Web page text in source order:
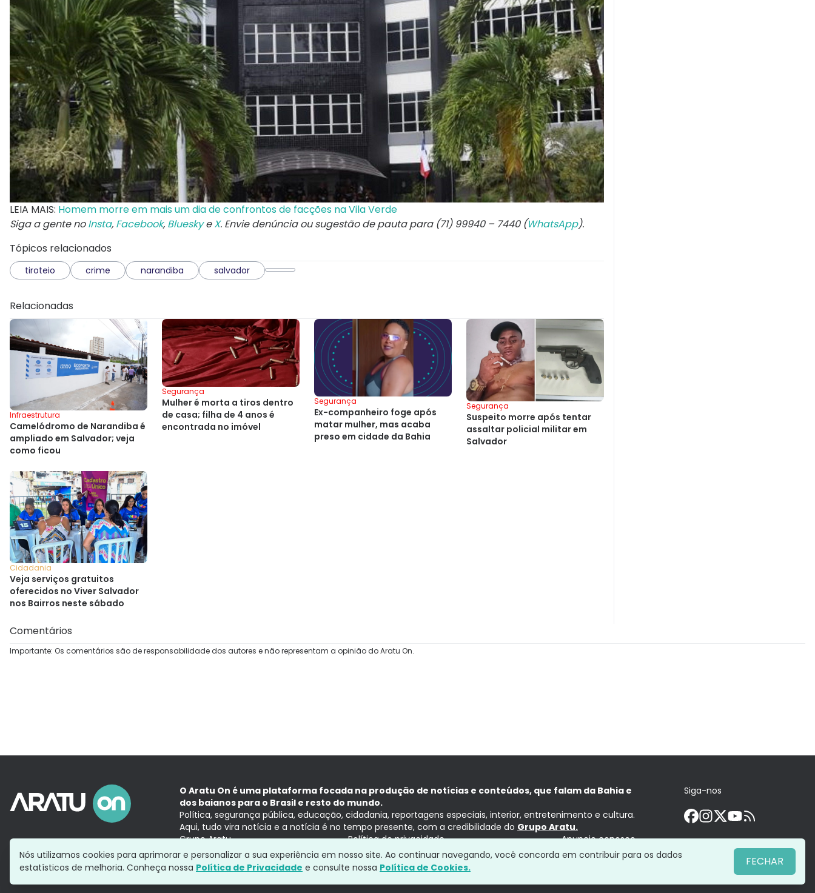
LEIA MAIS: Homem morre em mais um dia de confrontos de facções na Vila Verde
Siga a gente noInsta, Facebook, BlueskyeX. Envie denúncia ou sugestão de pauta para (71) 99940 – 7440 (WhatsApp).
Tópicos relacionados
tiroteio crime narandiba salvador
Relacionadas
Infraestrutura
Camelódromo de Narandiba é
ampliado em Salvador; veja
como ficou
Segurança
Mulher é morta a tiros dentro
de casa; filha de 4 anos é
encontrada no imóvel
Segurança
Ex-companheiro foge após
matar mulher, mas acaba
preso em cidade da Bahia
Segurança
Suspeito morre após tentar
assaltar policial militar em
Salvador
Cidadania
Veja serviços gratuitos
oferecidos no Viver Salvador
nos Bairros neste sábado
Comentários
Importante: Os comentários são de responsabilidade dos autores e não representam a opinião do Aratu On.
O Aratu On é uma plataforma focada na produção de notícias e conteúdos, que falam da Bahia e
dos baianos para o Brasil e resto do mundo.
Política, segurança pública, educação, cidadania, reportagens especiais, interior, entretenimento e cultura.
Aqui, tudo vira notícia e a notícia é no tempo presente, com a credibilidade do Grupo Aratu.
Grupo Aratu
Política de privacidade Anuncie conosco
Siga-nos
Nós utilizamos cookies para aprimorar e personalizar a sua experiência em nosso site. Ao continuar navegando, você concorda em contribuir para os dados
estatísticos de melhoria. Conheça nossa Política de Privacidade e consulte nossa Política de Cookies. FECHAR